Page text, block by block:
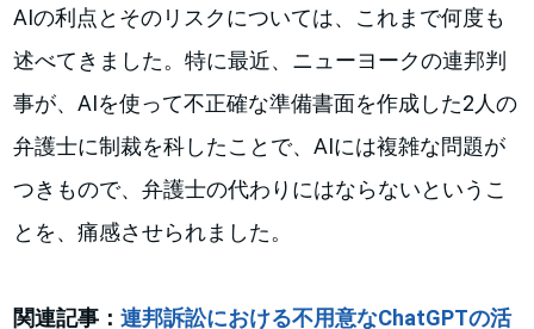
AIの利点とそのリスクについては、これまで何度も
述べてきました。特に最近、ニューヨークの連邦判
事が、AIを使って不正確な準備書面を作成した2人の
弁護士に制裁を科したことで、AIには複雑な問題が
つきもので、弁護士の代わりにはならないというこ
とを、痛感させられました。
関連記事：連邦訴訟における不用意なChatGPTの活